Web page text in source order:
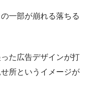
一部が崩れる落ちる
た広告デザインが打
所というイメージが